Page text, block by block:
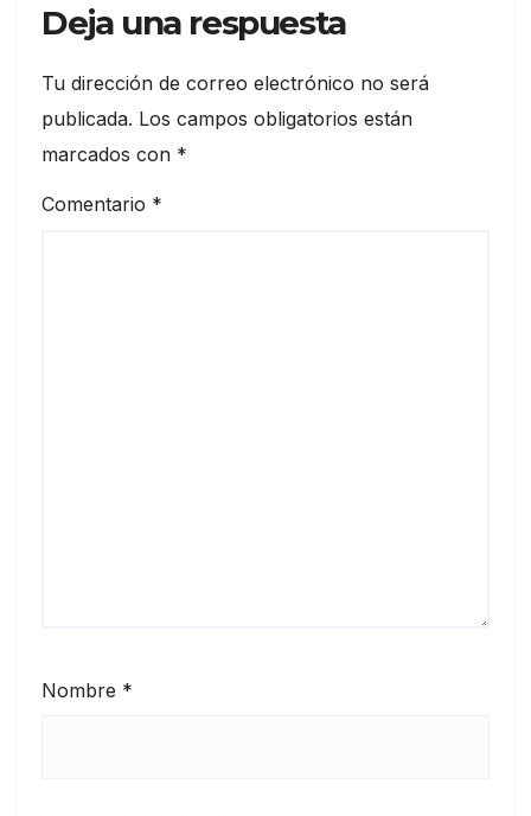
Deja una respuesta
Tu dirección de correo electrónico no será
publicada. Los campos obligatorios están
marcados con *
Comentario *
Nombre *